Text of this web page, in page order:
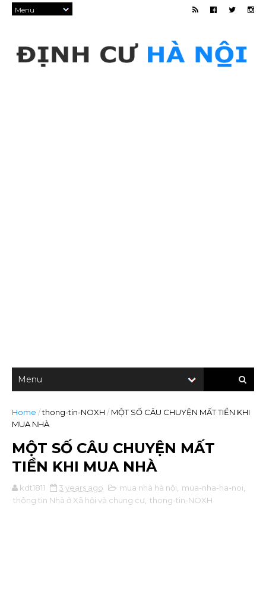
Home /thong-tin-NOXH / MỘT SỐ CÂU CHUYỆN MẤT TIỀN KHI
MUA NHÀ
MỘT SỐ CÂU CHUYỆN MẤT
TIỀN KHI MUA NHÀ
kdt1811 3 years ago mua nhà hà nội mua-nha-ha-noi
thông tin Nhà ở Xã hội và chung cư thong-tin-NOXH